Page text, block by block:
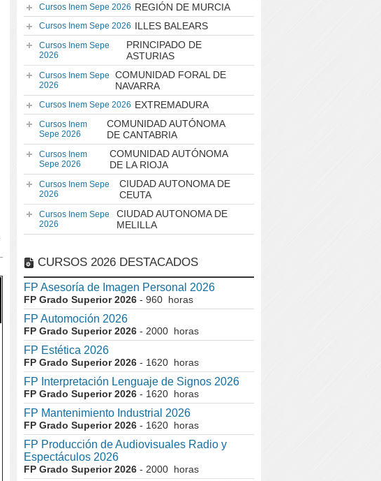
Cursos Inem Sepe 2026 REGIÓN DE MURCIA
Cursos Inem Sepe 2026 ILLES BALEARS
Cursos Inem Sepe
2026
PRINCIPADO DE
ASTURIAS
Cursos Inem Sepe
2026
COMUNIDAD FORAL DE
NAVARRA
Cursos Inem Sepe 2026 EXTREMADURA
Cursos Inem
Sepe 2026
COMUNIDAD AUTÓNOMA
DE CANTABRIA
Cursos Inem
Sepe 2026
COMUNIDAD AUTÓNOMA
DE LA RIOJA
Cursos Inem Sepe
2026
CIUDAD AUTONOMA DE
CEUTA
Cursos Inem Sepe
2026
CIUDAD AUTONOMA DE
MELILLA
CURSOS 2026 DESTACADOS
FP Asesoría de Imagen Personal 2026
FP Grado Superior 2026 - 960 horas
FP Automoción 2026
FP Grado Superior 2026 - 2000 horas
FP Estética 2026
FP Grado Superior 2026 - 1620 horas
FP Interpretación Lenguaje de Signos 2026
FP Grado Superior 2026 - 1620 horas
FP Mantenimiento Industrial 2026
FP Grado Superior 2026 - 1620 horas
FP Producción de Audiovisuales Radio y
Espectáculos 2026
FP Grado Superior 2026 - 2000 horas